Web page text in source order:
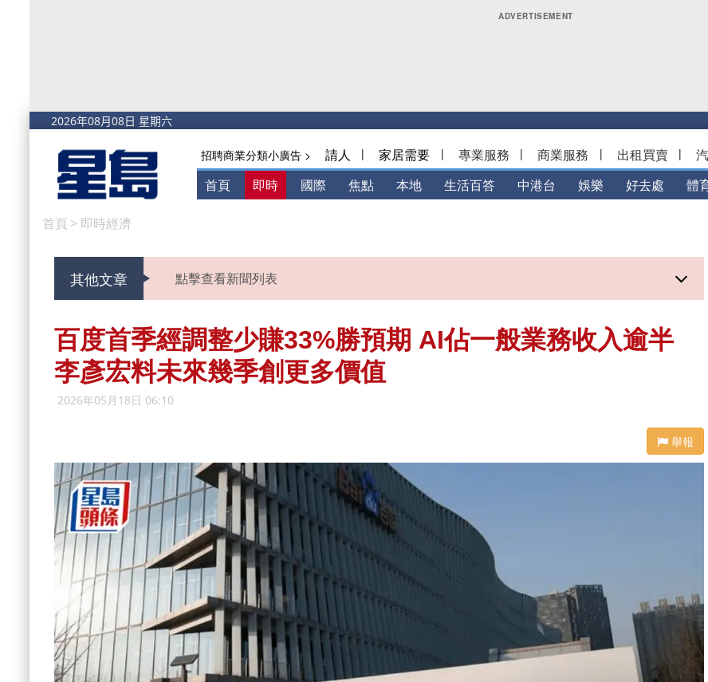
招聘商業分類小廣告 > 請人 | 家居需要 | 專業服務 | 商業服務 | 出租買賣 |
首頁 即時 國際 焦點 本地 生活百答 中港台 娛樂 好去處 體
首頁 > 即時經濟
其他文章 點擊查看新聞列表
百度首季經調整少賺33%勝預期 AI佔一般業務收入逾半
李彥宏料未來幾季創更多價值
2026年05月18日 06:10
舉報